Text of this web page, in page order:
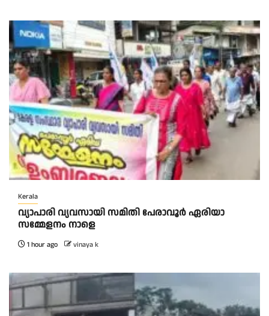
Kerala
വ്യാപാരി വ്യവസായി സമിതി പേരാവൂർ ഏരിയാ
സമ്മേളനം നാളെ
1 hour ago vinaya k